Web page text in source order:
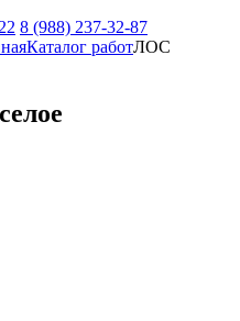
8 (988) 237-32-87
Каталог работЛОС